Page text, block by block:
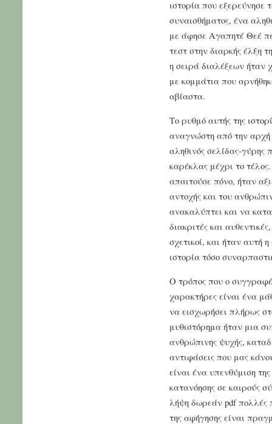
ιστορία που εξερεύνησε
συναισθήματος, ένα
με άφησε Αγαπητέ Θεέ
τεστ στην διαρκής έλξη
η σειρά διαλέξεων ήταν
με κομμάτια που
αβίαστα.
Το ρυθμό αυτής της
αναγνώστη από την
αληθινός σελίδας-γύρης
καρέκλας μέχρι το
απαιτούσε πόνο, ήταν
αντοχής και του
ανακαλύπτει και να
διακριτές και
σχετικοί, και ήταν αυτή
ιστορία τόσο
Ο τρόπος που ο
χαρακτήρες είναι ένα
να εισχωρήσει πλήρως
μυθιστόρημα ήταν μια
ανθρώπινης ψυχής,
αντιφάσεις που μας
είναι ένα υπενθύμιση
κατανόησης σε καιρούς
λήψη δωρεάν pdf πολλές
της αφήγησης είναι